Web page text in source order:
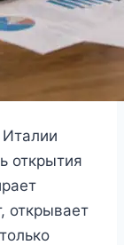
открытия
открывает